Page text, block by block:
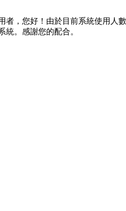
者，您好！由於目前系統使用人
統。感謝您的配合。